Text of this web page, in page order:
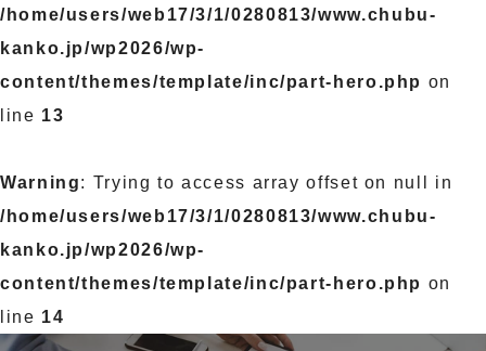
/home/users/web17/3/1/0280813/www.chubu-
kanko.jp/wp2026/wp-
content/themes/template/inc/part-hero.php on
line 13
Warning: Trying to access array offset on null in
/home/users/web17/3/1/0280813/www.chubu-
kanko.jp/wp2026/wp-
content/themes/template/inc/part-hero.php on
line 14